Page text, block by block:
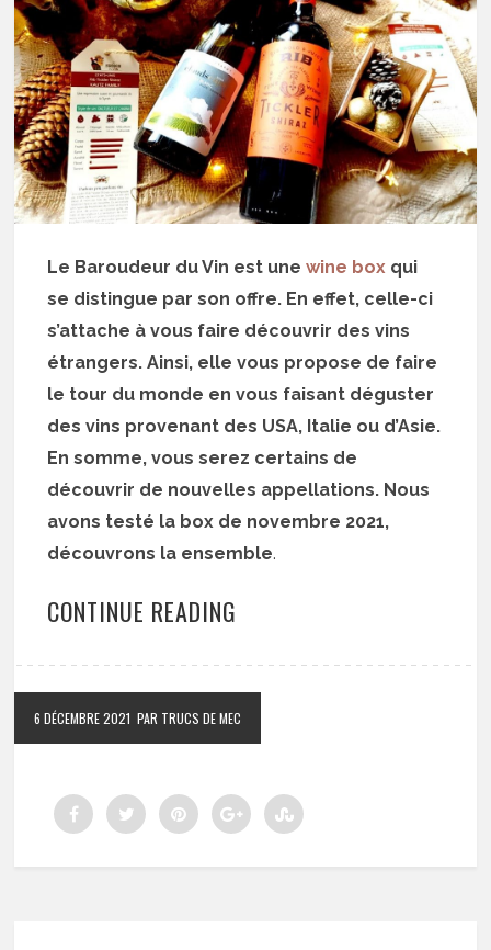
Le Baroudeur du Vin est unewine box qui
se distingue par son offre. En effet, celle-ci
s’attache à vous faire découvrir des vins
étrangers. Ainsi, elle vous propose de faire
le tour du monde en vous faisant déguster
des vins provenant des USA, Italie ou d’Asie.
En somme, vous serez certains de
découvrir de nouvelles appellations. Nous
avons testé la box de novembre 2021,
découvrons la ensemble.
CONTINUE READING
6 DÉCEMBRE 2021 PAR TRUCS DE MEC